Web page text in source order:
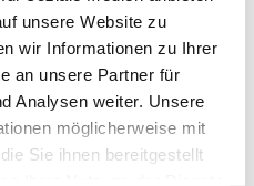
unsere Website zu
wir Informationen zu Ihrer
an unsere Partner für
Analysen weiter. Unsere
möglicherweise mit
Sie ihnen bereitgestellt